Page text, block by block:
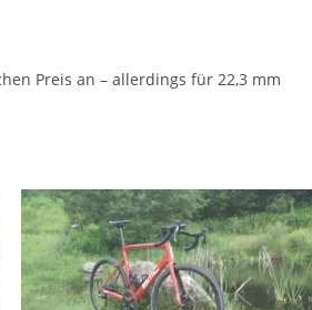
Preis an – allerdings für 22,3 mm